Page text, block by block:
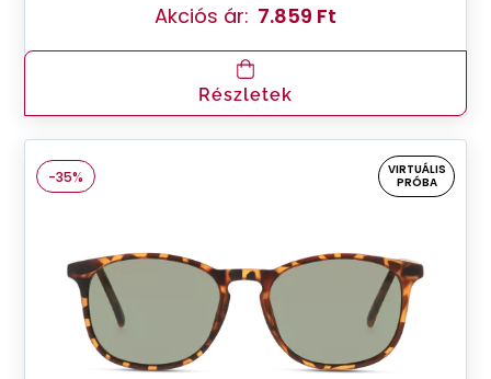
Akciós ár: 7.859 Ft
Részletek
-35%
VIRTUÁLIS
PRÓBA